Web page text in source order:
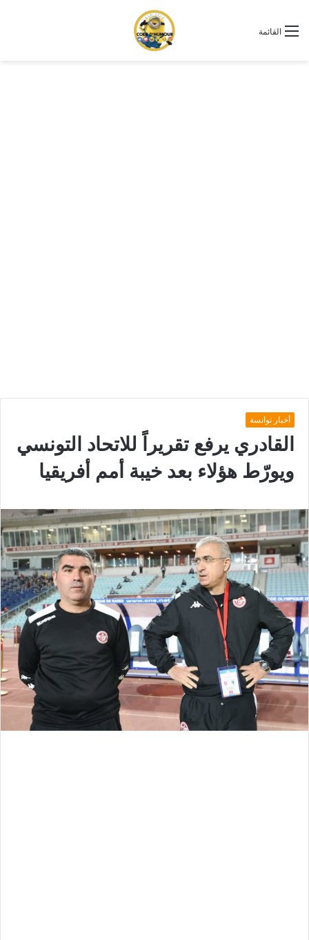
القائمة
أخبار توانسة
القادري يرفع تقريراً للاتحاد التونسي
ويورّط هؤلاء بعد خيبة أمم أفريقيا